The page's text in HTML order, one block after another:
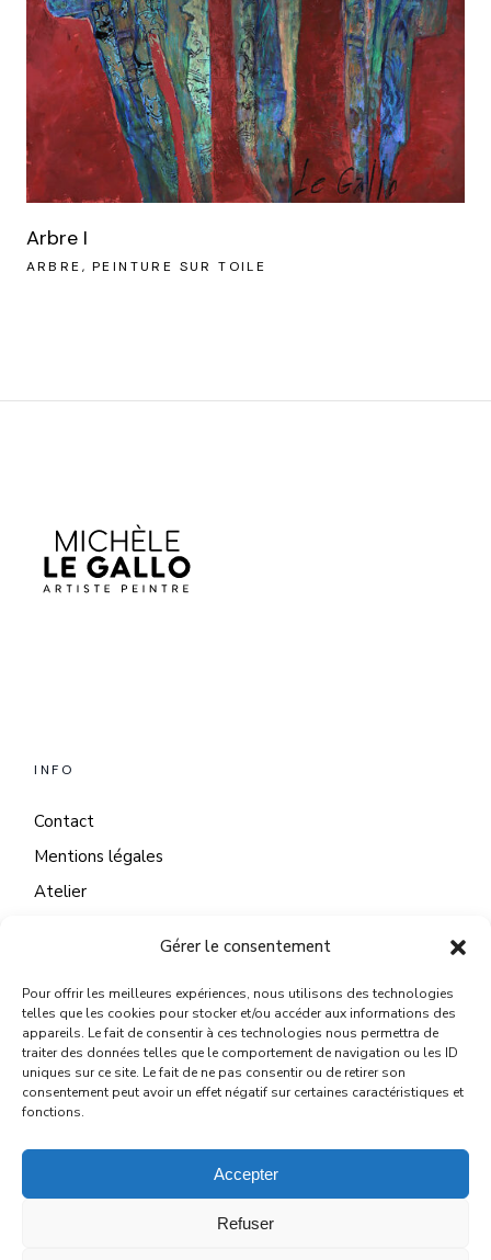
Gérer le consentement
Pour offrir les meilleures expériences, nous utilisons des technologies
telles que les cookies pour stocker et/ou accéder aux informations des
appareils. Le fait de consentir à ces technologies nous permettra de
traiter des données telles que le comportement de navigation ou les ID
uniques sur ce site. Le fait de ne pas consentir ou de retirer son
consentement peut avoir un effet négatif sur certaines caractéristiques et
fonctions.
Accepter
Refuser
Arbre I
ARBRE PEINTURE SUR TOILE
INFO
Contact
Mentions légales
Atelier
CONTACT
22 Quai du Mail
45130 Meung sur Loire
michelelegallo@wanadoo.fr